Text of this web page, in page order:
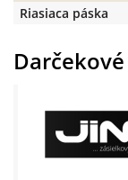
Riasiaca páska